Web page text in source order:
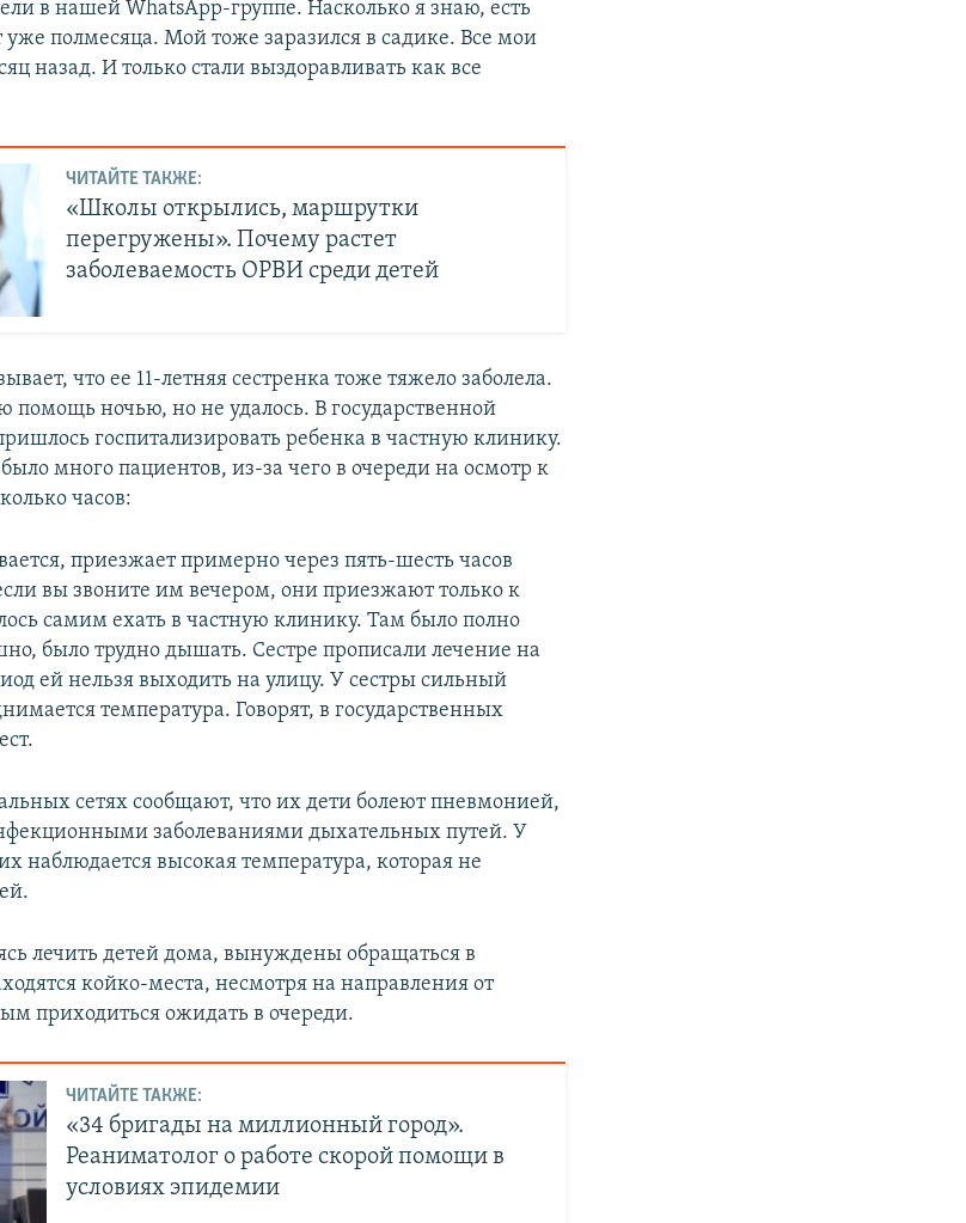
в нашей WhatsApp-группе. Насколько я знаю, есть
уже полмесяца. Мой тоже заразился в садике. Все мои
назад. И только стали выздоравливать как все
ЧИТАЙТЕ ТАКЖЕ:
«Школы открылись, маршрутки
перегружены». Почему растет
заболеваемость ОРВИ среди детей
что ее 11-летняя сестренка тоже тяжело заболела.
помощь ночью, но не удалось. В государственной
госпитализировать ребенка в частную клинику.
много пациентов, из-за чего в очереди на осмотр к
часов:
приезжает примерно через пять-шесть часов
вы звоните им вечером, они приезжают только к
самим ехать в частную клинику. Там было полно
было трудно дышать. Сестре прописали лечение на
ей нельзя выходить на улицу. У сестры сильный
температура. Говорят, в государственных
сетях сообщают, что их дети болеют пневмонией,
заболеваниями дыхательных путей. У
наблюдается высокая температура, которая не
лечить детей дома, вынуждены обращаться в
койко-места, несмотря на направления от
приходиться ожидать в очереди.
ЧИТАЙТЕ ТАКЖЕ:
«34 бригады на миллионный город».
Реаниматолог о работе скорой помощи в
условиях эпидемии